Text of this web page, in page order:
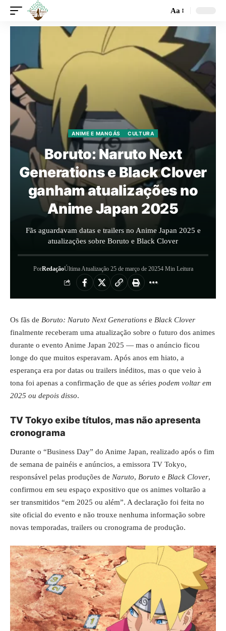
Aa
ANIME E MANGÁS CULTURA
Boruto: Naruto Next
Generations e Black Clover
ganham atualizações no
Anime Japan 2025
Fãs aguardavam datas e trailers no Anime Japan 2025 e
atualizações sobre Boruto e Black Clover
PorRedaçãoÚltima Atualização 25 de março de 20254 Min Leitura
Os fãs de Boruto: Naruto Next Generations e Black Clover
finalmente receberam uma atualização sobre o futuro dos animes
durante o evento Anime Japan 2025 — mas o anúncio ficou
longe do que muitos esperavam. Após anos em hiato, a
esperança era por datas ou trailers inéditos, mas o que veio à
tona foi apenas a confirmação de que as séries podem voltar em
2025 ou depois disso.
TV Tokyo exibe títulos, mas não apresenta
cronograma
Durante o “Business Day” do Anime Japan, realizado após o fim
de semana de painéis e anúncios, a emissora TV Tokyo,
responsável pelas produções de Naruto, Boruto e Black Clover,
confirmou em seu espaço expositivo que os animes voltarão a
ser transmitidos “em 2025 ou além”. A declaração foi feita no
site oficial do evento e não trouxe nenhuma informação sobre
novas temporadas, trailers ou cronograma de produção.